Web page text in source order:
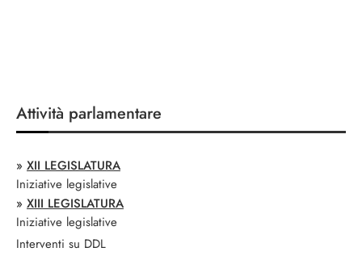
Attività parlamentare
» XII LEGISLATURA
Iniziative legislative
» XIII LEGISLATURA
Iniziative legislative
Interventi su DDL